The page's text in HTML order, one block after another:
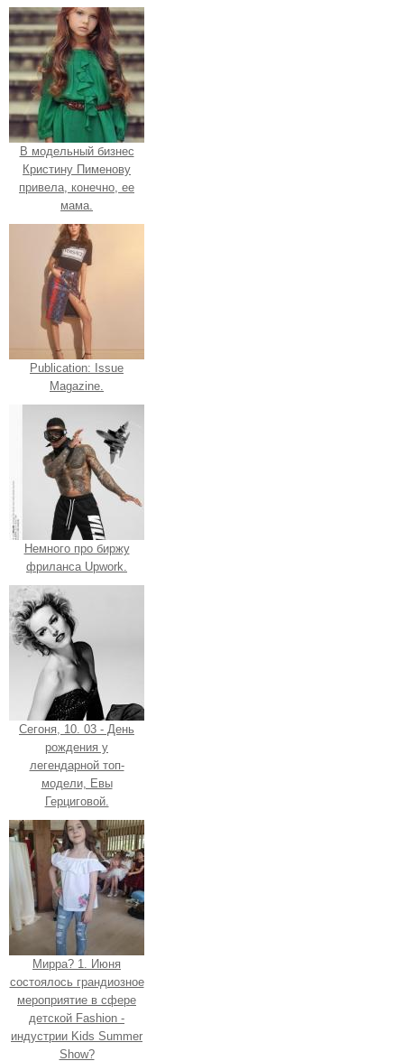
В модельный бизнес
Кристину Пименову
привела, конечно, ее
мама.
Publication: Issue
Magazine.
Немного про биржу
фриланса Upwork.
Сегоня, 10. 03 - День
рождения у
легендарной топ-
модели, Евы
Герциговой.
Мирра? 1. Июня
состоялось грандиозное
мероприятие в сфере
детской Fashion -
индустрии Kids Summer
Show?